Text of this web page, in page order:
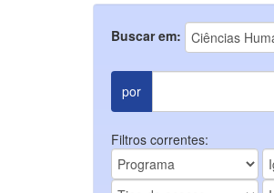
Buscar em:
por
Filtros correntes: